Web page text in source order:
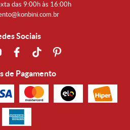
das 9:00h às 16:00h
Sociais
de Pagamento